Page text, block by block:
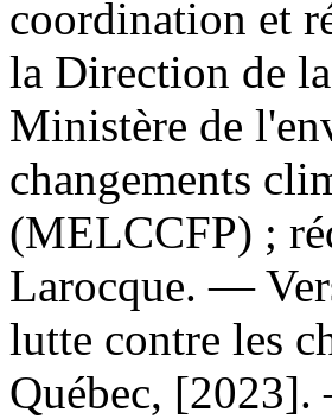
coordination et
la Direction de
Ministère de
changements
(MELCCFP) ;
Larocque. —
lutte contre les
Québec, [2023].